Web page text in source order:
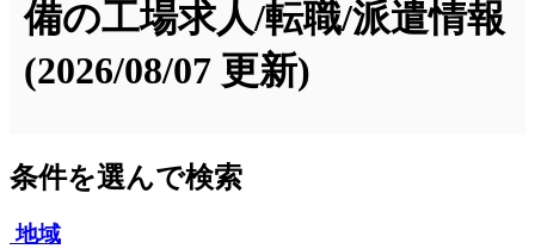
備の工場求人/転職/派遣情報
(2026/08/07 更新)
条件を選んで検索
地域